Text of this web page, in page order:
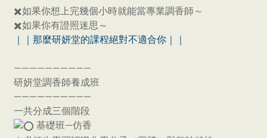
✖️如果你想上完幾個小時就能當專業調香師～
✖️如果你有證照迷思～
｜｜那麼研妍堂的課程絕對不適合你｜｜
——————————
研妍堂調香師養成班
——————————
一共分成三個階段
基礎班—仿香